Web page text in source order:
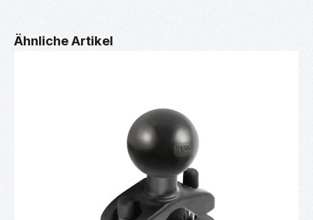
Productgalerij overslaan
Ähnliche Artikel